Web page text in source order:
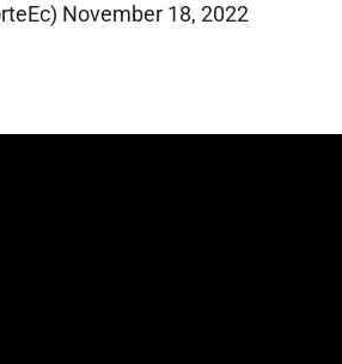
November 18, 2022